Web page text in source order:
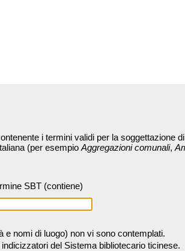
i termini validi per la soggettazione
(per esempio Aggregazioni comunali,
SBT (contiene)
e nomi di luogo) non vi sono contemplati.
del Sistema bibliotecario ticinese.